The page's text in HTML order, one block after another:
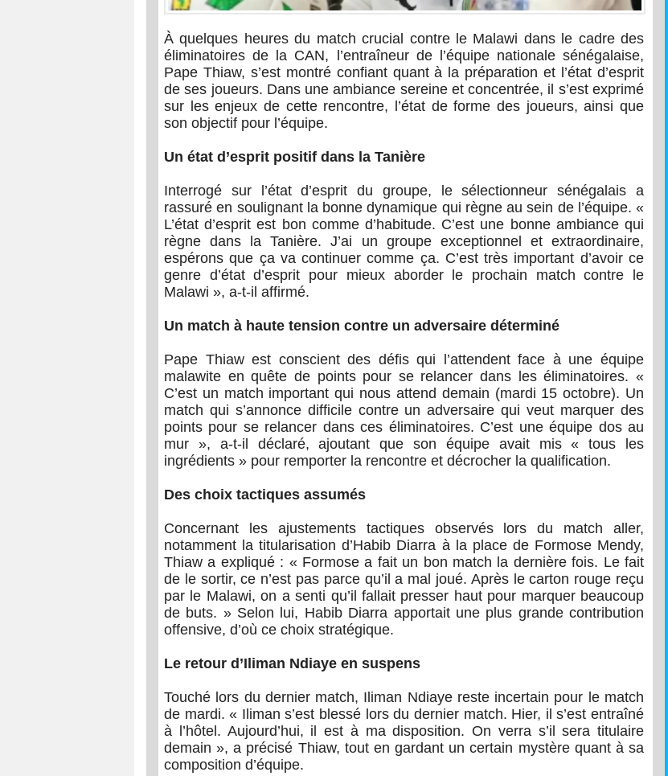
À quelques heures du match crucial contre le Malawi dans le cadre des
éliminatoires de la CAN, l’entraîneur de l’équipe nationale sénégalaise,
Pape Thiaw, s’est montré confiant quant à la préparation et l’état d’esprit
de ses joueurs. Dans une ambiance sereine et concentrée, il s’est exprimé
sur les enjeux de cette rencontre, l’état de forme des joueurs, ainsi que
son objectif pour l’équipe.
Un état d’esprit positif dans la Tanière
Interrogé sur l’état d’esprit du groupe, le sélectionneur sénégalais a
rassuré en soulignant la bonne dynamique qui règne au sein de l’équipe. «
L’état d’esprit est bon comme d’habitude. C’est une bonne ambiance qui
règne dans la Tanière. J’ai un groupe exceptionnel et extraordinaire,
espérons que ça va continuer comme ça. C’est très important d’avoir ce
genre d’état d’esprit pour mieux aborder le prochain match contre le
Malawi », a-t-il affirmé.
Un match à haute tension contre un adversaire déterminé
Pape Thiaw est conscient des défis qui l’attendent face à une équipe
malawite en quête de points pour se relancer dans les éliminatoires. «
C’est un match important qui nous attend demain (mardi 15 octobre). Un
match qui s’annonce difficile contre un adversaire qui veut marquer des
points pour se relancer dans ces éliminatoires. C’est une équipe dos au
mur », a-t-il déclaré, ajoutant que son équipe avait mis « tous les
ingrédients » pour remporter la rencontre et décrocher la qualification.
Des choix tactiques assumés
Concernant les ajustements tactiques observés lors du match aller,
notamment la titularisation d’Habib Diarra à la place de Formose Mendy,
Thiaw a expliqué : « Formose a fait un bon match la dernière fois. Le fait
de le sortir, ce n’est pas parce qu’il a mal joué. Après le carton rouge reçu
par le Malawi, on a senti qu’il fallait presser haut pour marquer beaucoup
de buts. » Selon lui, Habib Diarra apportait une plus grande contribution
offensive, d’où ce choix stratégique.
Le retour d’Iliman Ndiaye en suspens
Touché lors du dernier match, Iliman Ndiaye reste incertain pour le match
de mardi. « Iliman s’est blessé lors du dernier match. Hier, il s’est entraîné
à l’hôtel. Aujourd’hui, il est à ma disposition. On verra s’il sera titulaire
demain », a précisé Thiaw, tout en gardant un certain mystère quant à sa
composition d’équipe.